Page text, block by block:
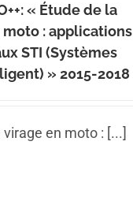
« Étude de la
: applications
STI (Systèmes
» 2015-2018
en moto : [...]